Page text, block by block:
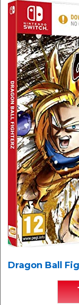
Dragon Ball